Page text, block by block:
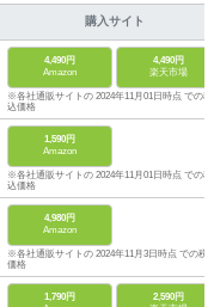
購入サイト
4,490円
Amazon
4,490円
楽天市場
※各社通販サイトの 2024年11月01日時点 での税
込価格
1,590円
Amazon
※各社通販サイトの 2024年11月01日時点 での税
込価格
4,980円
Amazon
※各社通販サイトの 2024年11月3日時点 での税
価格
1,790円
2,590円